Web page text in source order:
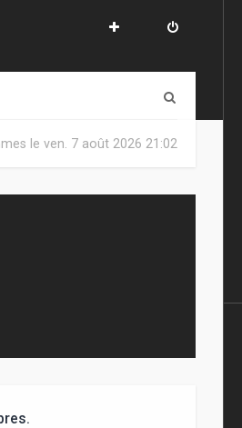
c
le ven. 7 août 2026 21:02